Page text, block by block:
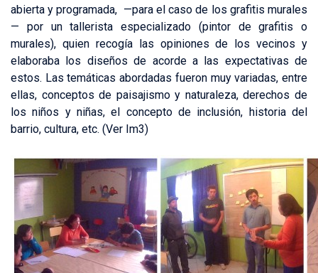
abierta y programada, ­­­ —para el caso de los grafitis murales
— por un tallerista especializado (pintor de grafitis o
murales), quien recogía las opiniones de los vecinos y
elaboraba los diseños de acorde a las expectativas de
estos. Las temáticas abordadas fueron muy variadas, entre
ellas, conceptos de paisajismo y naturaleza, derechos de
los niños y niñas, el concepto de inclusión, historia del
barrio, cultura, etc. (Ver Im3)